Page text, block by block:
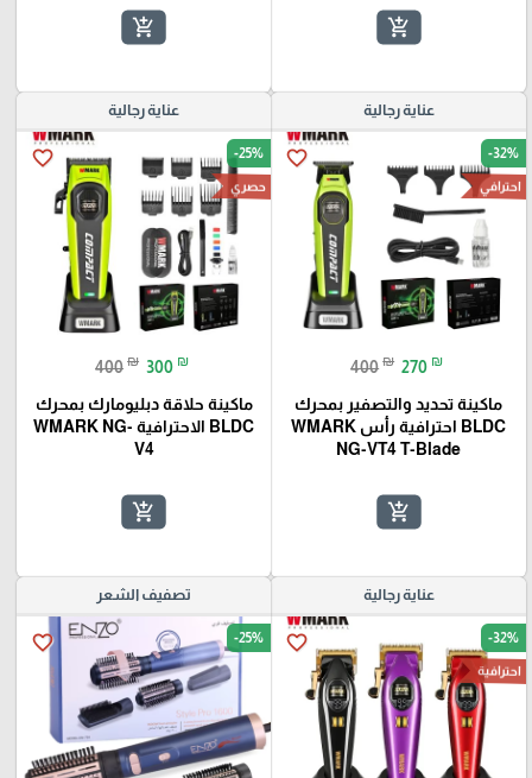
add_shopping_cart
add_shopping_cart
عناية رجالية
favorite_border -32%
احترافي
400 ₪ 270 ₪
ماكينة تحديد والتصفير بمحرك
BLDC احترافية رأس WMARK
NG-VT4 T-Blade
add_shopping_cart
عناية رجالية
favorite_border -25%
حصري
400 ₪ 300 ₪
ماكينة حلاقة دبليومارك بمحرك
BLDC الاحترافية WMARK NG-
V4
add_shopping_cart
عناية رجالية
favorite_border -32%
احترافية
تصفيف الشعر
favorite_border -25%